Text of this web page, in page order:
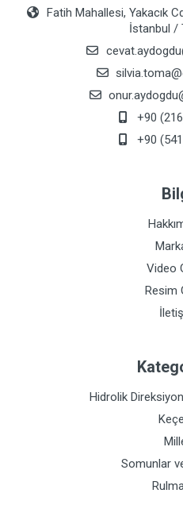
Fatih Mahallesi, Yakacık
İstanbul /
+90
+90
Video
Resim
Hidrolik
Somunlar